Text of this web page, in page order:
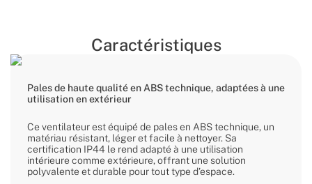
Caractéristiques
Pales de haute qualité en ABS technique, adaptées à une
utilisation en extérieur
Ce ventilateur est équipé de pales en ABS technique, un
matériau résistant, léger et facile à nettoyer. Sa
certification IP44 le rend adapté à une utilisation
intérieure comme extérieure, offrant une solution
polyvalente et durable pour tout type d’espace.